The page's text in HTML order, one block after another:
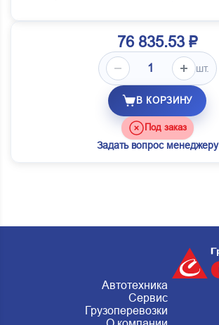
76 835.53 ₽
шт.
В КОРЗИНУ
Под заказ
Задать вопрос менеджеру
Автотехника
Сервис
Грузоперевозки